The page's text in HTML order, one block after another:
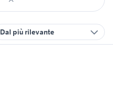
Dal più rilevante